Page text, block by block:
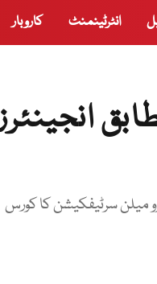
انٹرٹینمنٹ کاروبار
میلن سرٹیفکیشن کا کورس